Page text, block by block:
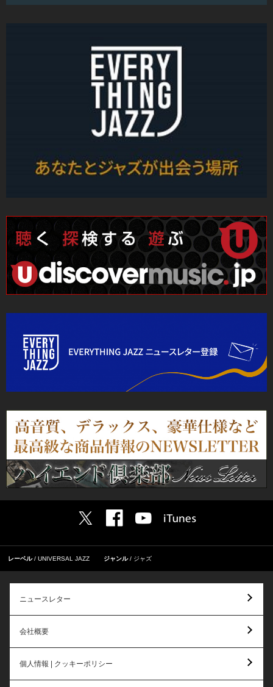
レーベル UNIVERSAL JAZZ ジャンル ジャズ
ニュースレター
会社概要
個人情報 | クッキーポリシー